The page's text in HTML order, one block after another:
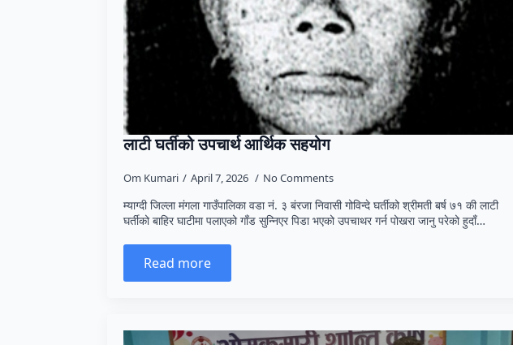
लाटी घर्तीको उपचार्थ आर्थिक सहयोग
Om Kumari April 7, 2026 No Comments
म्याग्दी जिल्ला मंगला गाउँपालिका वडा नं. ३ बंरजा निवासी गोविन्दे घर्तीको श्रीमती बर्ष ७१ की लाटी
घर्तीको बाहिर घाटीमा पलाएको गाँड सुन्निएर पिडा भएको उपचाथर गर्न पोखरा जानु परेको हुदाँ…
Read more